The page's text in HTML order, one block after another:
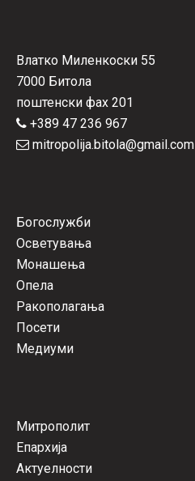
Влатко Миленкоски 55
7000 Битола
поштенски фах 201
+389 47 236 967
mitropolija.bitola@gmail.com
Богослужби
Осветувања
Монашења
Опела
Ракополагања
Посети
Медиуми
Митрополит
Епархија
Актуелности